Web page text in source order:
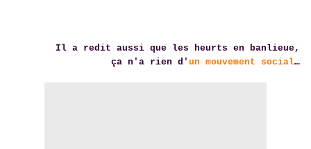
Il a redit aussi que les heurts en banlieue,
ça n'a rien d' un mouvement social…